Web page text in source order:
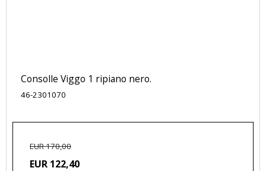
Consolle Viggo 1 ripiano nero.
46-2301070
EUR 170,00
EUR 122,40